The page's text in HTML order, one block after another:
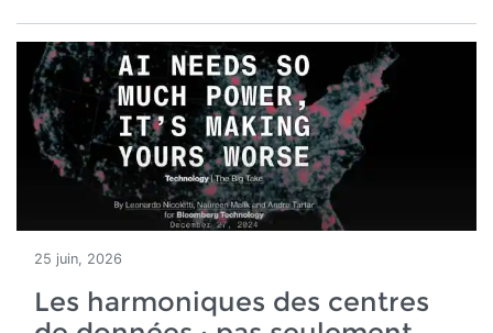
25 juin, 2026
Les harmoniques des centres